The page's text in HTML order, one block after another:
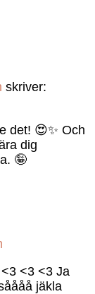
skriver:
det! 😍✨ Och
dig
🤪
<3 <3 Ja
jäkla